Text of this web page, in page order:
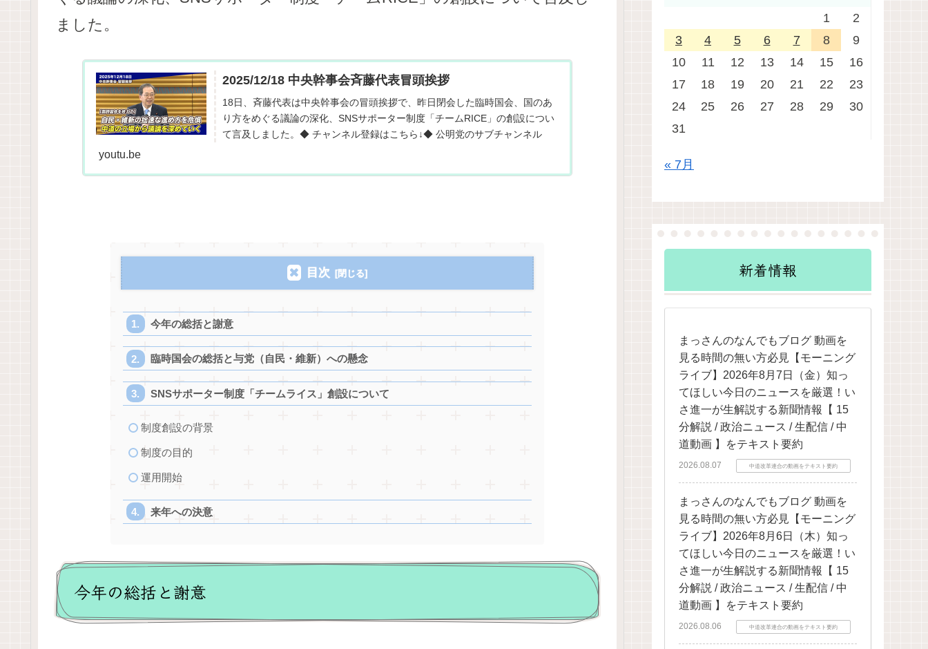
ました。
2025/12/18 中央幹事会斉藤代表冒頭挨拶
18日、斉藤代表は中央幹事会の冒頭挨拶で、昨日閉会した臨時国会、国のあ
り方をめぐる議論の深化、SNSサポーター制度「チームRICE」の創設につい
て言及しました。◆ チャンネル登録はこちら↓◆ 公明党のサブチャンネル
youtu.be
目次
今年の総括と謝意
臨時国会の総括と与党（自民・維新）への懸念
SNSサポーター制度「チームライス」創設について
制度創設の背景
制度の目的
運用開始
来年への決意
今年の総括と謝意
1
2
3
4 5 6 7 8
9
10
11 12 13 14 15
16
17
18 19 20 21 22
23
24
25 26 27 28 29
30
31
« 7月
新着情報
まっさんのなんでもブログ 動画を
見る時間の無い方必見【モーニング
ライブ】2026年8月7日（金）知っ
てほしい今日のニュースを厳選！い
さ進一が生解説する新聞情報【 15
分解説 / 政治ニュース / 生配信 / 中
道動画 】をテキスト要約
2026.08.07 中道改革連合の動画をテキスト要約
まっさんのなんでもブログ 動画を
見る時間の無い方必見【モーニング
ライブ】2026年8月6日（木）知っ
てほしい今日のニュースを厳選！い
さ進一が生解説する新聞情報【 15
分解説 / 政治ニュース / 生配信 / 中
道動画 】をテキスト要約
2026.08.06 中道改革連合の動画をテキスト要約